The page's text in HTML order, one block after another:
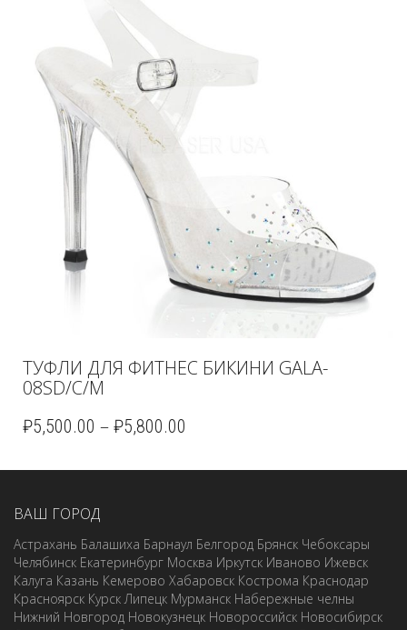
ТУФЛИ ДЛЯ ФИТНЕС БИКИНИ GALA-
08SD/C/M
₽5,500.00 – ₽5,800.00
ВАШ ГОРОД
Астрахань Балашиха Барнаул Белгород Брянск Чебоксары
Челябинск Екатеринбург Москва Иркутск Иваново Ижевск
Калуга Казань Кемерово Хабаровск Кострома Краснодар
Красноярск Курск Липецк Мурманск Набережные челны
Нижний Новгород Новокузнецк Новороссийск Новосибирск